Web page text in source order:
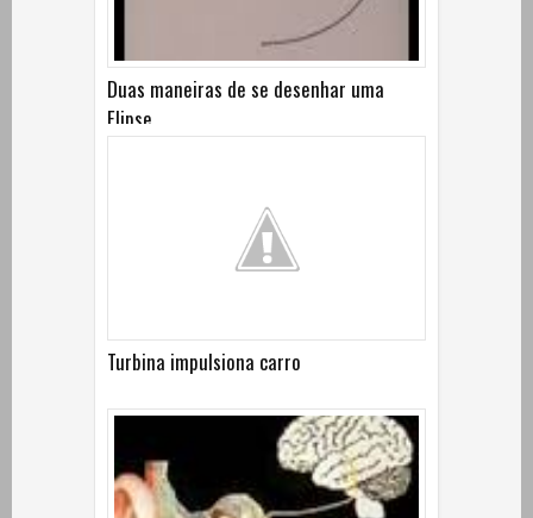
Duas maneiras de se desenhar uma
Elipse
Turbina impulsiona carro